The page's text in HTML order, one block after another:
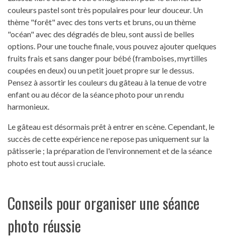
couleurs pastel sont très populaires pour leur douceur. Un
thème "forêt" avec des tons verts et bruns, ou un thème
"océan" avec des dégradés de bleu, sont aussi de belles
options. Pour une touche finale, vous pouvez ajouter quelques
fruits frais et sans danger pour bébé (framboises, myrtilles
coupées en deux) ou un petit jouet propre sur le dessus.
Pensez à assortir les couleurs du gâteau à la tenue de votre
enfant ou au décor de la séance photo pour un rendu
harmonieux.
Le gâteau est désormais prêt à entrer en scène. Cependant, le
succès de cette expérience ne repose pas uniquement sur la
pâtisserie ; la préparation de l'environnement et de la séance
photo est tout aussi cruciale.
Conseils pour organiser une séance
photo réussie